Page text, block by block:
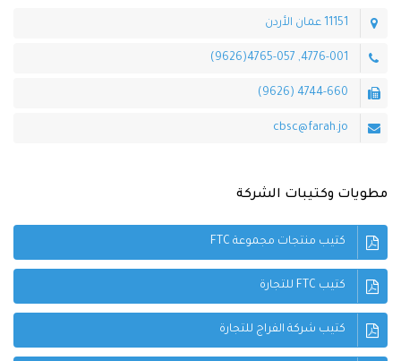
11151 عمان الأردن
4776-001, 4765-057(9626)
4744-660 (9626)
cbsc@farah.jo
مطويات وكتيبات الشركة
كتيب منتجات مجموعة FTC
كتيب FTC للتجارة
كتيب شركة الفراج للتجارة